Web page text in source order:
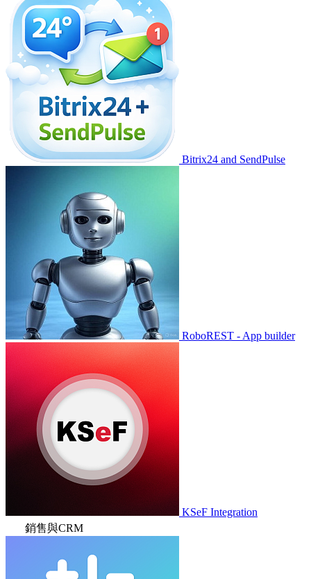
Bitrix24 and SendPulse
RoboREST - App builder
KSeF Integration
銷售與CRM